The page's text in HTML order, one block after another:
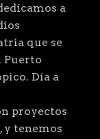
a
que se
Puerto
Día a
proyectos
y tenemos